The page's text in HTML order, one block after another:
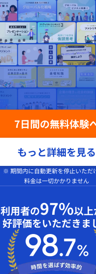
7日間の無料体験
もっと詳細を見る
※ 期間内に自動更新を停止いただ
料金は一切かかりません
利用者の97%以上
好評価をいただきま